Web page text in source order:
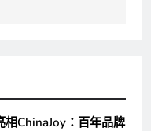
相ChinaJoy：百年品牌